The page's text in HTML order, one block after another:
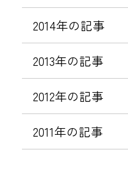
2014年の記事
2013年の記事
2012年の記事
2011年の記事